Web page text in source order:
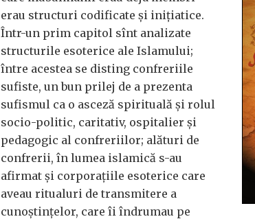
erau structuri codificate şi iniţiatice.
Într-un prim capitol sînt analizate
structurile esoterice ale Islamului;
între acestea se disting confreriile
sufiste, un bun prilej de a prezenta
sufismul ca o asceză spirituală şi rolul
socio-politic, caritativ, ospitalier şi
pedagogic al confreriilor; alături de
confrerii, în lumea islamică s-au
afirmat şi corporaţiile esoterice care
aveau ritualuri de transmitere a
cunoştinţelor, care îi îndrumau pe